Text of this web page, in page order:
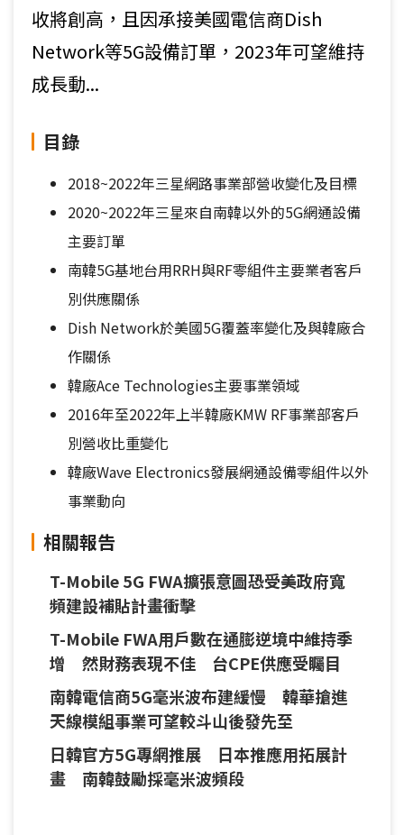
收將創高，且因承接美國電信商Dish
Network等5G設備訂單，2023年可望維持
成長動...
目錄
2018~2022年三星網路事業部營收變化及目標
2020~2022年三星來自南韓以外的5G網通設備
主要訂單
南韓5G基地台用RRH與RF零組件主要業者客戶
別供應關係
Dish Network於美國5G覆蓋率變化及與韓廠合
作關係
韓廠Ace Technologies主要事業領域
2016年至2022年上半韓廠KMW RF事業部客戶
別營收比重變化
韓廠Wave Electronics發展網通設備零組件以外
事業動向
相關報告
T-Mobile 5G FWA擴張意圖恐受美政府寬
頻建設補貼計畫衝擊
T-Mobile FWA用戶數在通膨逆境中維持季
增 然財務表現不佳 台CPE供應受矚目
南韓電信商5G毫米波布建緩慢 韓華搶進
天線模組事業可望較斗山後發先至
日韓官方5G專網推展 日本推應用拓展計
畫 南韓鼓勵採毫米波頻段